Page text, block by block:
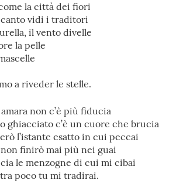
la città dei fiori
canto vidi i traditori
il vento divelle
la pelle
a riveder le stelle.
non c’è più fiducia
ghiacciato c’è un cuore che brucia
l’istante esatto in cui peccai
finirò mai più nei guai
le menzogne di cui mi cibai
poco tu mi tradirai.